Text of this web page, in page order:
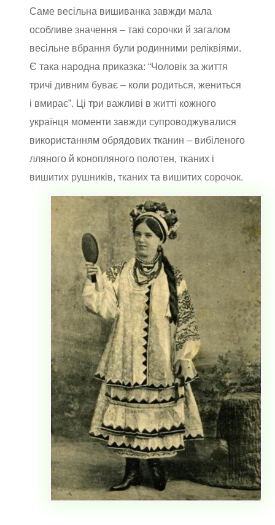
Саме весільна вишиванка завжди мала
особливе значення – такі сорочки й загалом
весільне вбрання були родинними реліквіями.
Є така народна приказка: “Чоловік за життя
тричі дивним буває – коли родиться, жениться
і вмирає”. Ці три важливі в житті кожного
українця моменти завжди супроводжувалися
використанням обрядових тканин – вибіленого
лляного й конопляного полотен, тканих і
вишитих рушників, тканих та вишитих сорочок.